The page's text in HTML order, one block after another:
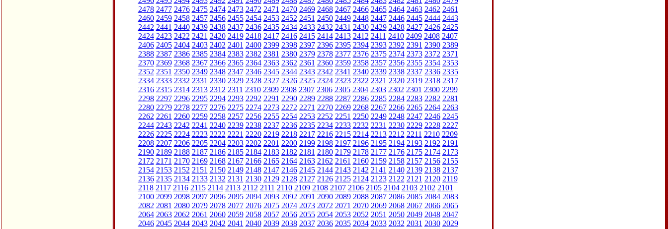
2478 2477 2476 2475 2474 2473 2472 2471 2470 2469 2468 2467 2466 2465 2464 2463 2462 2461
2460 2459 2458 2457 2456 2455 2454 2453 2452 2451 2450 2449 2448 2447 2446 2445 2444 2443
2442 2441 2440 2439 2438 2437 2436 2435 2434 2433 2432 2431 2430 2429 2428 2427 2426 2425
2424 2423 2422 2421 2420 2419 2418 2417 2416 2415 2414 2413 2412 2411 2410 2409 2408 2407
2406 2405 2404 2403 2402 2401 2400 2399 2398 2397 2396 2395 2394 2393 2392 2391 2390 2389
2388 2387 2386 2385 2384 2383 2382 2381 2380 2379 2378 2377 2376 2375 2374 2373 2372 2371
2370 2369 2368 2367 2366 2365 2364 2363 2362 2361 2360 2359 2358 2357 2356 2355 2354 2353
2352 2351 2350 2349 2348 2347 2346 2345 2344 2343 2342 2341 2340 2339 2338 2337 2336 2335
2334 2333 2332 2331 2330 2329 2328 2327 2326 2325 2324 2323 2322 2321 2320 2319 2318 2317
2316 2315 2314 2313 2312 2311 2310 2309 2308 2307 2306 2305 2304 2303 2302 2301 2300 2299
2298 2297 2296 2295 2294 2293 2292 2291 2290 2289 2288 2287 2286 2285 2284 2283 2282 2281
2280 2279 2278 2277 2276 2275 2274 2273 2272 2271 2270 2269 2268 2267 2266 2265 2264 2263
2262 2261 2260 2259 2258 2257 2256 2255 2254 2253 2252 2251 2250 2249 2248 2247 2246 2245
2244 2243 2242 2241 2240 2239 2238 2237 2236 2235 2234 2233 2232 2231 2230 2229 2228 2227
2226 2225 2224 2223 2222 2221 2220 2219 2218 2217 2216 2215 2214 2213 2212 2211 2210 2209
2208 2207 2206 2205 2204 2203 2202 2201 2200 2199 2198 2197 2196 2195 2194 2193 2192 2191
2190 2189 2188 2187 2186 2185 2184 2183 2182 2181 2180 2179 2178 2177 2176 2175 2174 2173
2172 2171 2170 2169 2168 2167 2166 2165 2164 2163 2162 2161 2160 2159 2158 2157 2156 2155
2154 2153 2152 2151 2150 2149 2148 2147 2146 2145 2144 2143 2142 2141 2140 2139 2138 2137
2136 2135 2134 2133 2132 2131 2130 2129 2128 2127 2126 2125 2124 2123 2122 2121 2120 2119
2118 2117 2116 2115 2114 2113 2112 2111 2110 2109 2108 2107 2106 2105 2104 2103 2102 2101
2100 2099 2098 2097 2096 2095 2094 2093 2092 2091 2090 2089 2088 2087 2086 2085 2084 2083
2082 2081 2080 2079 2078 2077 2076 2075 2074 2073 2072 2071 2070 2069 2068 2067 2066 2065
2064 2063 2062 2061 2060 2059 2058 2057 2056 2055 2054 2053 2052 2051 2050 2049 2048 2047
2046 2045 2044 2043 2042 2041 2040 2039 2038 2037 2036 2035 2034 2033 2032 2031 2030 2029